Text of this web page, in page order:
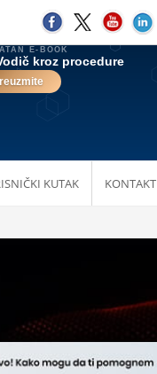
KUTAK KONTAKT